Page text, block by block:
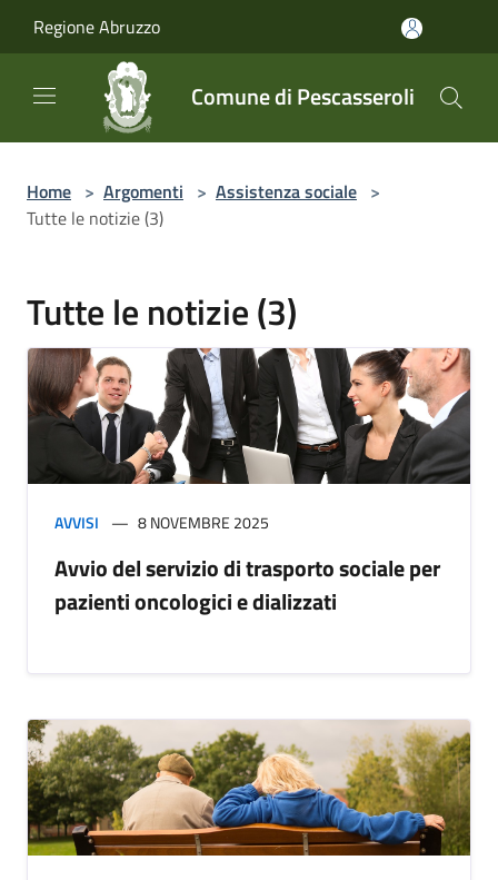
Regione Abruzzo
Comune di Pescasseroli
Home > Argomenti > Assistenza sociale >
Tutte le notizie (3)
Tutte le notizie (3)
AVVISI 8 NOVEMBRE 2025
Avvio del servizio di trasporto sociale per
pazienti oncologici e dializzati